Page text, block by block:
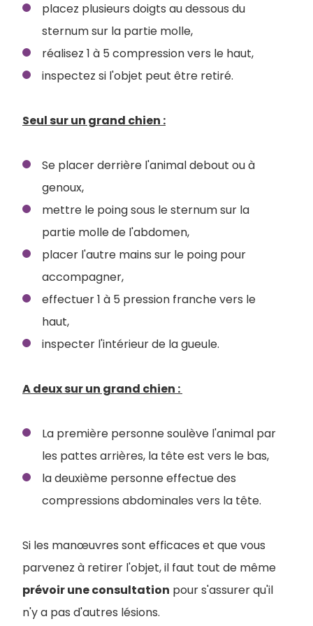
placez plusieurs doigts au dessous du
sternum sur la partie molle,
réalisez 1 à 5 compression vers le haut,
inspectez si l'objet peut être retiré.
Seul sur un grand chien :
Se placer derrière l'animal debout ou à
genoux,
mettre le poing sous le sternum sur la
partie molle de l'abdomen,
placer l'autre mains sur le poing pour
accompagner,
effectuer 1 à 5 pression franche vers le
haut,
inspecter l'intérieur de la gueule.
A deux sur un grand chien :
La première personne soulève l'animal par
les pattes arrières, la tête est vers le bas,
la deuxième personne effectue des
compressions abdominales vers la tête.
Si les manœuvres sont efficaces et que vous
parvenez à retirer l'objet, il faut tout de même
prévoir une consultation pour s'assurer qu'il
n'y a pas d'autres lésions.